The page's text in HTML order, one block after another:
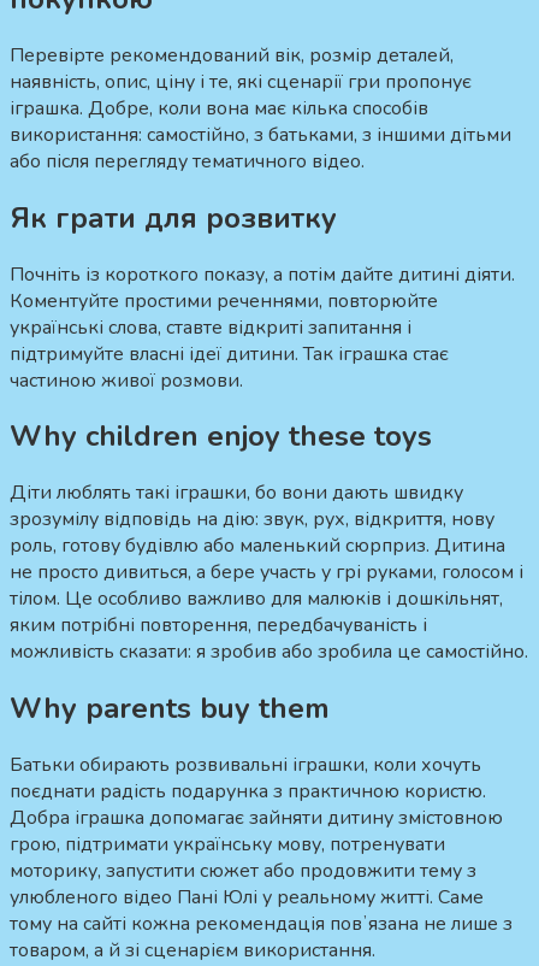
Перевірте рекомендований вік, розмір деталей,
наявність, опис, ціну і те, які сценарії гри пропонує
іграшка. Добре, коли вона має кілька способів
використання: самостійно, з батьками, з іншими дітьми
або після перегляду тематичного відео.
Як грати для розвитку
Почніть із короткого показу, а потім дайте дитині діяти.
Коментуйте простими реченнями, повторюйте
українські слова, ставте відкриті запитання і
підтримуйте власні ідеї дитини. Так іграшка стає
частиною живої розмови.
Why children enjoy these toys
Діти люблять такі іграшки, бо вони дають швидку
зрозумілу відповідь на дію: звук, рух, відкриття, нову
роль, готову будівлю або маленький сюрприз. Дитина
не просто дивиться, а бере участь у грі руками, голосом і
тілом. Це особливо важливо для малюків і дошкільнят,
яким потрібні повторення, передбачуваність і
можливість сказати: я зробив або зробила це самостійно.
Why parents buy them
Батьки обирають розвивальні іграшки, коли хочуть
поєднати радість подарунка з практичною користю.
Добра іграшка допомагає зайняти дитину змістовною
грою, підтримати українську мову, потренувати
моторику, запустити сюжет або продовжити тему з
улюбленого відео Пані Юлі у реальному житті. Саме
тому на сайті кожна рекомендація повʼязана не лише з
товаром, а й зі сценарієм використання.